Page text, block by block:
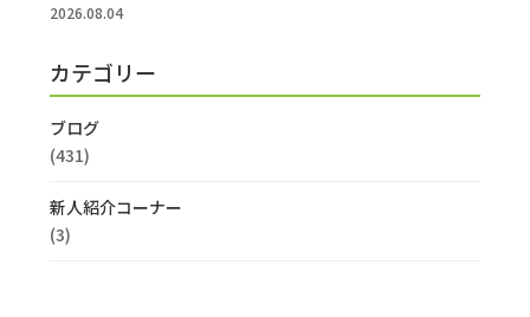
2026.08.04
カテゴリー
ブログ
(431)
新人紹介コーナー
(3)